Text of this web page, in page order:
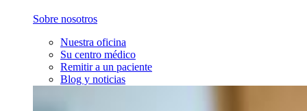
Sobre nosotros
Nuestra oficina
Su centro médico
Remitir a un paciente
Blog y noticias